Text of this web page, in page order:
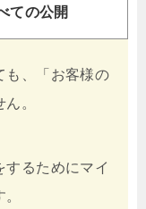
ての公開
も、「お客様の
。
るためにマイ